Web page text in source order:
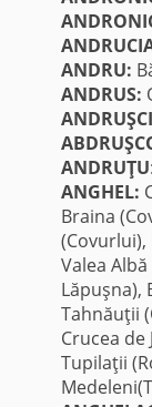
ANDRU:
ANDRUS:
ANDRUŢU
ANGHEL:
Braina
(Covurlui),
Valea
Lăpuşna),
Tahnăuţii
Crucea de
Tupilaţii